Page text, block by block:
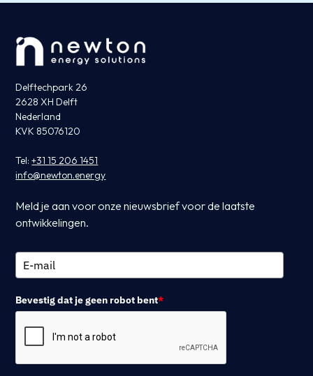
Delftechpark 26
2628 XH Delft
Nederland
KVK 85076120
Tel:+31 15 206 1451
info@newton.energy
Meld je aan voor onze nieuwsbrief voor de laatste
ontwikkelingen.
Bevestig dat je geen robot bent*